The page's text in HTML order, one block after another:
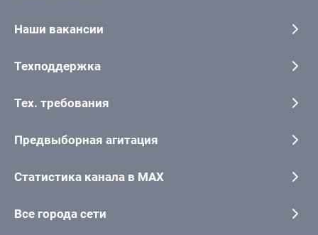
Наши вакансии
Техподдержка
Тех. требования
Предвыборная агитация
Статистика канала в MAX
Все города сети